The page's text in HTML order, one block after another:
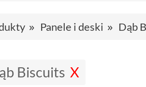
Panele i deski Dąb
Biscuits